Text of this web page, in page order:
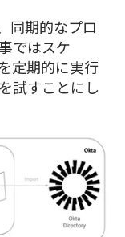
同期的なプロ
ではスケ
定期的に実行
試すことにし